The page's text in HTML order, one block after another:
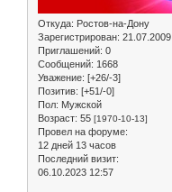
Откуда: Ростов-на-Дону
Зарегистрирован: 21.07.2009
Приглашений: 0
Сообщений: 1668
Уважение: [+26/-3]
Позитив: [+51/-0]
Пол: Мужской
Возраст: 55 [1970-10-13]
Провел на форуме:
12 дней 13 часов
Последний визит:
06.10.2023 12:57